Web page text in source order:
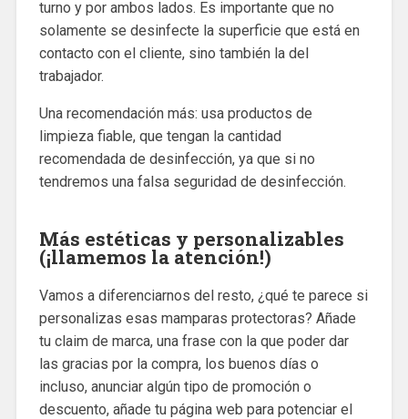
turno y por ambos lados. Es importante que no
solamente se desinfecte la superficie que está en
contacto con el cliente, sino también la del
trabajador.
Una recomendación más: usa productos de
limpieza fiable, que tengan la cantidad
recomendada de desinfección, ya que si no
tendremos una falsa seguridad de desinfección.
Más estéticas y personalizables
(¡llamemos la atención!)
Vamos a diferenciarnos del resto, ¿qué te parece si
personalizas esas mamparas protectoras? Añade
tu claim de marca, una frase con la que poder dar
las gracias por la compra, los buenos días o
incluso, anunciar algún tipo de promoción o
descuento, añade tu página web para potenciar el